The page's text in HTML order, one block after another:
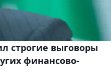
строгие выговоры
финансово-